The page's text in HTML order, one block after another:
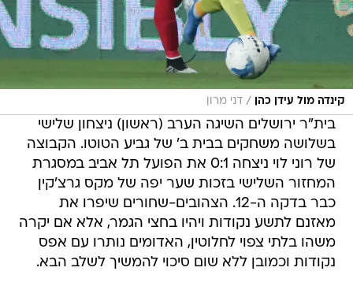
קינדה מול עידן כהן / דני מרון
בית"ר ירושלים השיגה הערב (ראשון) ניצחון שלישי
בשלושה משחקים בבית ב' של גביע הטוטו. הקבוצה
של רוני לוי ניצחה 0:1 את הפועל תל אביב במסגרת
המחזור השלישי בזכות שער יפה של מקס גרצ'קין
כבר בדקה ה-12. הצהובים-שחורים שיפרו את
מאזנם לתשע נקודות ויהיו בחצי הגמר, אלא אם יקרה
משהו בלתי צפוי לחלוטין, האדומים נותרו עם אפס
נקודות וכמובן ללא שום סיכוי להמשיך לשלב הבא.